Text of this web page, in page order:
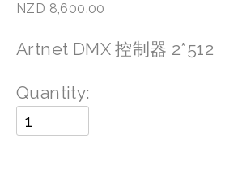
NZD 8,600.00
Artnet DMX 控制器 2*512
Quantity: